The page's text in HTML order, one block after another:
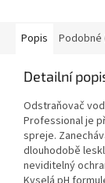
Popis Podobné
Detailní
Odstraňovač
Professional je
spreje.
dlouhodobě
neviditelný